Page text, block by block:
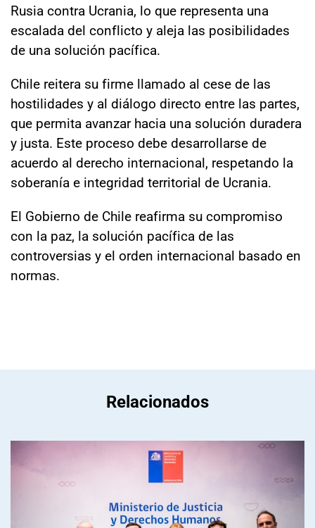
Rusia contra Ucrania, lo que representa una
escalada del conflicto y aleja las posibilidades
de una solución pacífica.
Chile reitera su firme llamado al cese de las
hostilidades y al diálogo directo entre las partes,
que permita avanzar hacia una solución duradera
y justa. Este proceso debe desarrollarse de
acuerdo al derecho internacional, respetando la
soberanía e integridad territorial de Ucrania.
El Gobierno de Chile reafirma su compromiso
con la paz, la solución pacífica de las
controversias y el orden internacional basado en
normas.
Relacionados